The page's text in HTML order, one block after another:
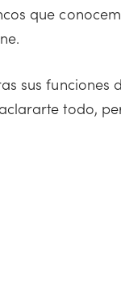
que
sus
todo,